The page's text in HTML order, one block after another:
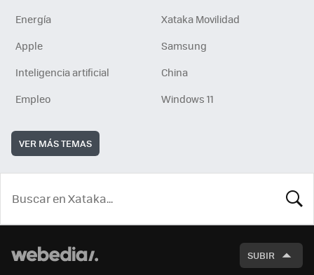
Energía
Xataka Movilidad
Apple
Samsung
Inteligencia artificial
China
Empleo
Windows 11
VER MÁS TEMAS
SUBIR